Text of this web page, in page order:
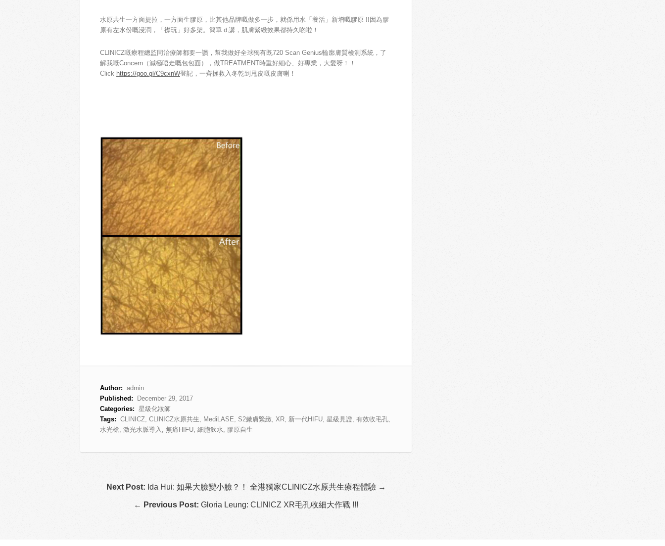
水原共生一方面提拉，一方面生膠原，比其他品牌嘅做多一步，就係用水「養活」新增嘅膠原 !!因為膠
原有左水份嘅浸潤，「襟玩」好多架。簡單ｄ講，肌膚緊緻效果都持久啲啦！
CLINICZ嘅療程總監同治療師都要一讚，幫我做好全球獨有既720 Scan Genius輪廓膚質檢測系統，了
解我嘅Concern（減極唔走嘅包包面），做TREATMENT時重好細心、好專業，大愛呀！！
Click https://goo.gl/C9cxnW登記，一齊拯救入冬乾到甩皮嘅皮膚喇！
Author: admin
Published:
December 29, 2017
Categories: 星級化妝師
Tags: CLINICZ CLINICZ水原共生 MediLASE S2嫩膚緊緻 XR 新一代HIFU 星級見證 有效收毛孔
水光槍 激光水脈導入 無痛HIFU 細胞飲水 膠原自生
Next Post: Ida Hui: 如果大臉變小臉？！ 全港獨家CLINICZ水原共生療程體驗 →
← Previous Post: Gloria Leung: CLINICZ XR毛孔收細大作戰 !!!